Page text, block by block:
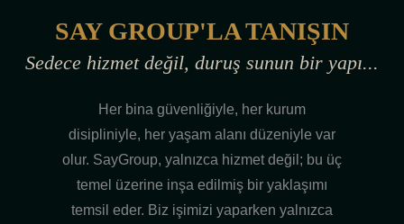
SAY GROUP'LA TANIŞIN
Sedece hizmet değil, duruş sunun bir yapı...
Her bina güvenliğiyle, her kurum
disipliniyle, her yaşam alanı düzeniyle var
olur. SayGroup, yalnızca hizmet değil; bu üç
temel üzerine inşa edilmiş bir yaklaşımı
temsil eder. Biz işimizi yaparken yalnızca